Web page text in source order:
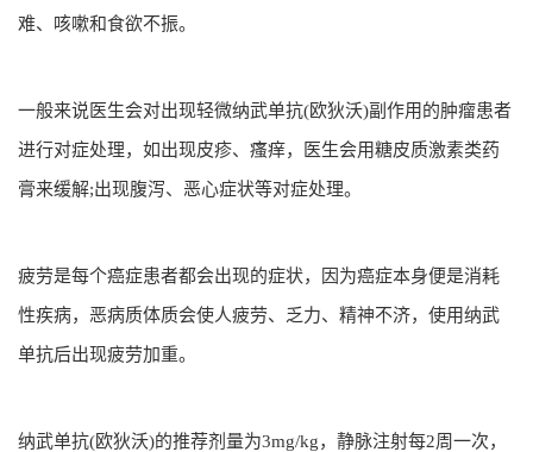
难、咳嗽和食欲不振。
一般来说医生会对出现轻微纳武单抗(欧狄沃)副作用的肿瘤患者
进行对症处理，如出现皮疹、瘙痒，医生会用糖皮质激素类药
膏来缓解;出现腹泻、恶心症状等对症处理。
疲劳是每个癌症患者都会出现的症状，因为癌症本身便是消耗
性疾病，恶病质体质会使人疲劳、乏力、精神不济，使用纳武
单抗后出现疲劳加重。
纳武单抗(欧狄沃)的推荐剂量为3mg/kg，静脉注射每2周一次，